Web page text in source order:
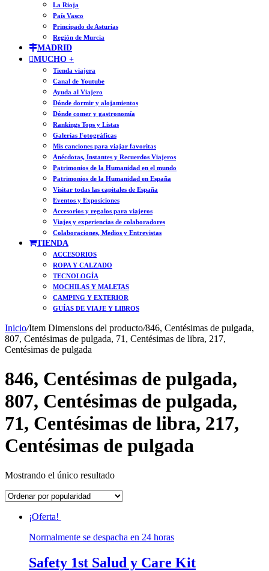
La Rioja
País Vasco
Principado de Asturias
Región de Murcia
MADRID
MUCHO +
Tienda viajera
Canal de Youtube
Ayuda al Viajero
Dónde dormir y alojamientos
Dónde comer y gastronomía
Rankings Tops y Listas
Galerías Fotográficas
Mis canciones para viajar favoritas
Anécdotas, Instantes y Recuerdos Viajeros
Patrimonios de la Humanidad en el mundo
Patrimonios de la Humanidad en España
Visitar todas las capitales de España
Eventos y Exposiciones
Accesorios y regalos para viajeros
Viajes y experiencias de colaboradores
Colaboraciones, Medios y Entrevistas
TIENDA
ACCESORIOS
ROPA Y CALZADO
TECNOLOGÍA
MOCHILAS Y MALETAS
CAMPING Y EXTERIOR
GUÍAS DE VIAJE Y LIBROS
Inicio/Item Dimensions del producto/846, Centésimas de pulgada,
807, Centésimas de pulgada, 71, Centésimas de libra, 217,
Centésimas de pulgada
846, Centésimas de pulgada,
807, Centésimas de pulgada,
71, Centésimas de libra, 217,
Centésimas de pulgada
Mostrando el único resultado
¡Oferta!
Normalmente se despacha en 24 horas
Safety 1st Salud y Care Kit